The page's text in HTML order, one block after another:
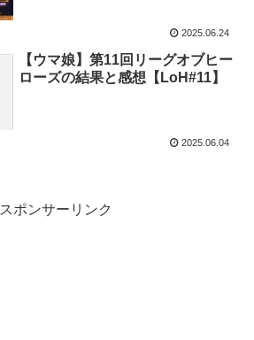
2025.06.24
【ウマ娘】第11回リーグオブヒー
ローズの結果と感想【LoH#11】
2025.06.04
スポンサーリンク